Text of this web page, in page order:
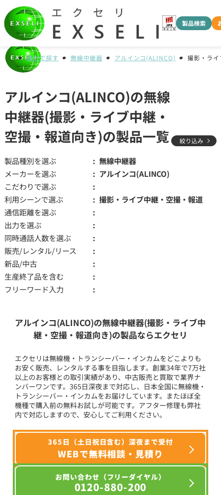
製品検索
種別で探す 無線中継器 アルインコ(ALINCO) 撮影・ラ
アルインコ(ALINCO)の無線
中継器(撮影・ライブ中継・
空撮・報道向き)の製品一覧
絞り込み
製品種別を選ぶ
無線中継器
メーカーを選ぶ
アルインコ(ALINCO)
こだわりで選ぶ
利用シーンで選ぶ
撮影・ライブ中継・空撮・報道
通信距離を選ぶ
出力を選ぶ
同時通話人数を選ぶ
販売/レンタル/リース
新品/中古
生産終了品を含む
フリーワード入力
アルインコ(ALINCO)の無線中継器(撮影・ライブ中
継・空撮・報道向き)の製品ならエクセリ
エクセリは無線機・トランシーバー・インカムをどこよりも
お安く販売、レンタルする事を目指します。創業34年で7万社
以上のお客様との取引実績があり、中古販売と買取で業界ナ
ンバーワンです。365日深夜まで対応し、日本全国に無線機・
トランシーバー・インカムをお届けしています。またほぼ全
機種で購入前の無料お試しが可能です。アフター修理も弊社
内で対応しますので、安心してご利用ください。
365日（土日祝日含む）深夜まで受付
WEBで無料相談・見積り
お問い合わせ（フリーダイヤル）
0120-880-200